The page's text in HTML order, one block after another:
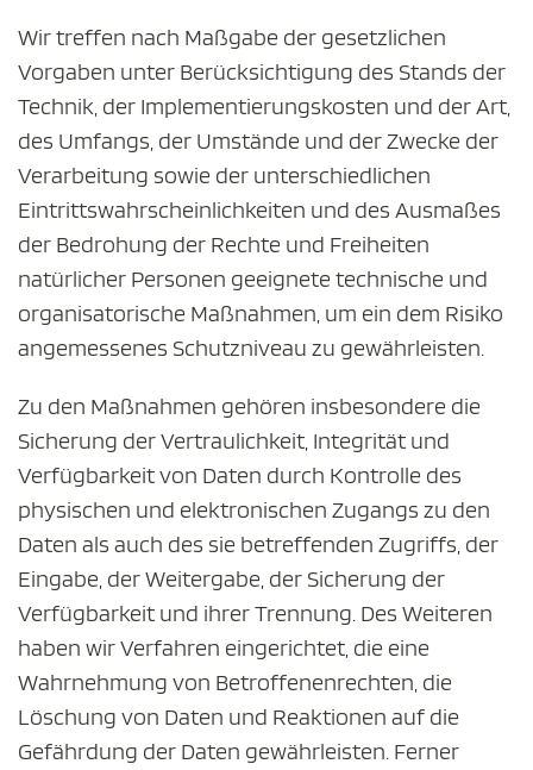
Wir treffen nach Maßgabe der gesetzlichen
Vorgaben unter Berücksichtigung des Stands der
Technik, der Implementierungskosten und der Art,
des Umfangs, der Umstände und der Zwecke der
Verarbeitung sowie der unterschiedlichen
Eintrittswahrscheinlichkeiten und des Ausmaßes
der Bedrohung der Rechte und Freiheiten
natürlicher Personen geeignete technische und
organisatorische Maßnahmen, um ein dem Risiko
angemessenes Schutzniveau zu gewährleisten.
Zu den Maßnahmen gehören insbesondere die
Sicherung der Vertraulichkeit, Integrität und
Verfügbarkeit von Daten durch Kontrolle des
physischen und elektronischen Zugangs zu den
Daten als auch des sie betreffenden Zugriffs, der
Eingabe, der Weitergabe, der Sicherung der
Verfügbarkeit und ihrer Trennung. Des Weiteren
haben wir Verfahren eingerichtet, die eine
Wahrnehmung von Betroffenenrechten, die
Löschung von Daten und Reaktionen auf die
Gefährdung der Daten gewährleisten. Ferner